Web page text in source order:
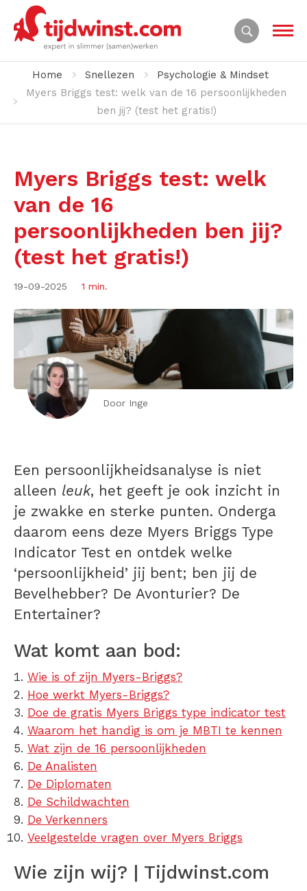
Home Snellezen
Psychologie & Mindset
Myers Briggs test: welk van de 16 persoonlijkheden
ben jij? (test het gratis!)
Myers Briggs test: welk
van de 16
persoonlijkheden ben jij?
(test het gratis!)
19-09-2025 1 min.
Door Inge
Een persoonlijkheidsanalyse is niet
alleen leuk, het geeft je ook inzicht in
je zwakke en sterke punten. Onderga
daarom eens deze Myers Briggs Type
Indicator Test en ontdek welke
‘persoonlijkheid’ jij bent; ben jij de
Bevelhebber? De Avonturier? De
Entertainer?
Wat komt aan bod:
Wie is of zijn Myers-Briggs?
Hoe werkt Myers-Briggs?
Doe de gratis Myers Briggs type indicator test
Waarom het handig is om je MBTI te kennen
Wat zijn de 16 persoonlijkheden
De Analisten
De Diplomaten
De Schildwachten
De Verkenners
Veelgestelde vragen over Myers Briggs
Wie zijn wij? | Tijdwinst.com